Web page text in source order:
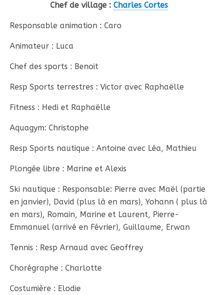
Chef de village : Charles Cortes
Responsable animation : Caro
Animateur : Luca
Chef des sports : Benoit
Resp Sports terrestres : Victor avec Raphaëlle
Fitness : Hedi et Raphaëlle
Aquagym: Christophe
Resp Sports nautique : Antoine avec Léa, Mathieu
Plongée libre : Marine et Alexis
Ski nautique : Responsable: Pierre avec Maël (partie
en janvier), David (plus là en mars), Yohann ( plus là
en mars), Romain, Marine et Laurent, Pierre-
Emmanuel (arrivé en Février), Guillaume, Erwan
Tennis : Resp Arnaud avec Geoffrey
Chorégraphe : Charlotte
Costumière : Elodie